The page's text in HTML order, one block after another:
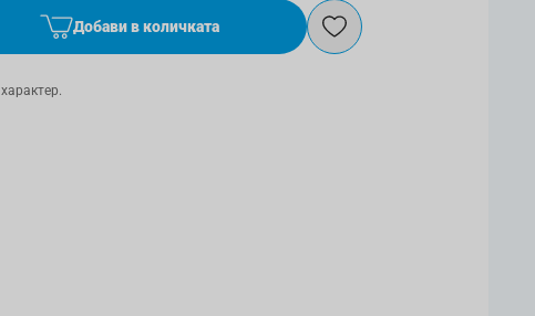
Добави в количката